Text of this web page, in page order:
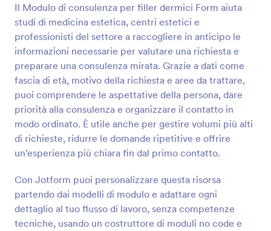
Il Modulo di consulenza per filler dermici Form aiuta
studi di medicina estetica, centri estetici e
professionisti del settore a raccogliere in anticipo le
informazioni necessarie per valutare una richiesta e
preparare una consulenza mirata. Grazie a dati come
fascia di età, motivo della richiesta e aree da trattare,
puoi comprendere le aspettative della persona, dare
priorità alla consulenza e organizzare il contatto in
modo ordinato. È utile anche per gestire volumi più alti
di richieste, ridurre le domande ripetitive e offrire
un’esperienza più chiara fin dal primo contatto.
Con Jotform puoi personalizzare questa risorsa
partendo dai modelli di modulo e adattare ogni
dettaglio al tuo flusso di lavoro, senza competenze
tecniche, usando un costruttore di moduli no code e
Anteprima